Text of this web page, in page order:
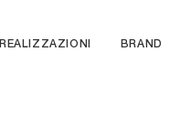
REALIZZAZIONI BRAND